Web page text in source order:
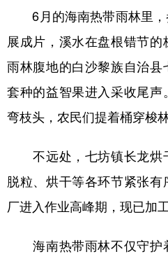
科技 科创
文化
法律 中央文件
6月的海南热带雨林里，
展成片，溪水在盘根错节
雨林腹地的白沙黎族自治
套种的益智果进入采收尾声
弯枝头，农民们提着桶穿梭林
不远处，七坊镇长龙烘
脱粒、烘干等各环节紧张
厂进入作业高峰期，现已加
海南热带雨林不仅守护